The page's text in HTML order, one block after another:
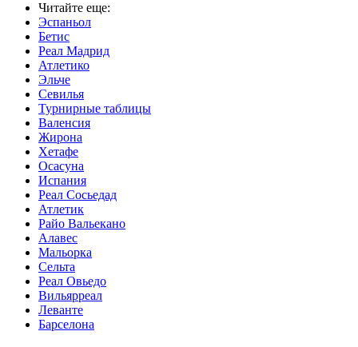
Читайте еще:
Эспаньол
Бетис
Реал Мадрид
Атлетико
Эльче
Севилья
Турнирные таблицы
Валенсия
Жирона
Хетафе
Осасуна
Испания
Реал Сосьедад
Атлетик
Райо Вальекано
Алавес
Мальорка
Сельта
Реал Овьедо
Вильярреал
Леванте
Барселона